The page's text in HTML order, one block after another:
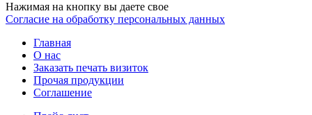
Нажимая на кнопку вы даете свое
Согласие на обработку персональных данных
Главная
О нас
Заказать печать визиток
Прочая продукции
Соглашение